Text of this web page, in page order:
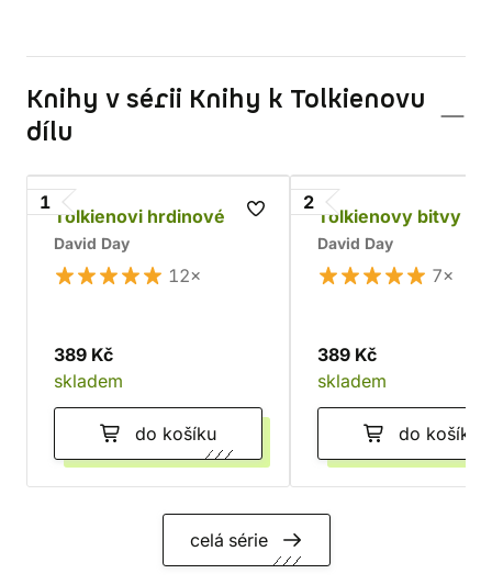
Knihy v sérii Knihy k Tolkienovu
dílu
1
Tolkienovi hrdinové
David Day
12×
389 Kč
skladem
do košíku
2
Tolkienovy bitvy
David Day
7×
389 Kč
skladem
do košíku
celá série